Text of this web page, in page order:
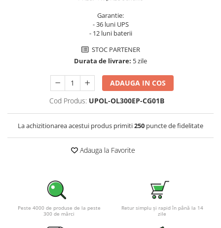
Pachete complete stocare energie
Sisteme de Stocare Comerciale
Sisteme fotovoltaice complete
Sisteme fotovoltaice de putere
mica (rulota/caravan/case de
Sisteme fotovoltaice profesionale
Pachete sisteme fotovoltaice
electrice
Cabluri de incarcare vehicule
Prize de incarcare vehicule
Accesorii
Garantie:
- 36 luni UPS
- 12 luni baterii
STOC PARTENER
Durata de livrare: 5 zile
ADAUGA IN COS
Cod Produs: UPOL-OL300EP-CG01B
La achizitionarea acestui produs primiti250 puncte de fidelitate
Adauga la Favorite
Peste 4000 de produse de la peste
300 de mărci
Retur simplu și rapid în până la 14
zile